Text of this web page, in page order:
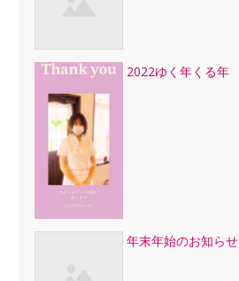
2022ゆく年くる年
年末年始のお知らせ